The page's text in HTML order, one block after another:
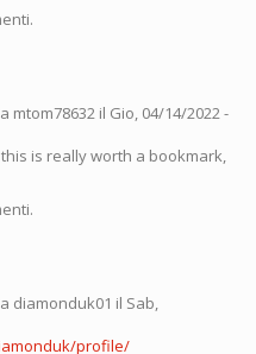
mtom78632 il Gio, 04/14/2022 -
is really worth a bookmark,
diamonduk01 il Sab,
profile/